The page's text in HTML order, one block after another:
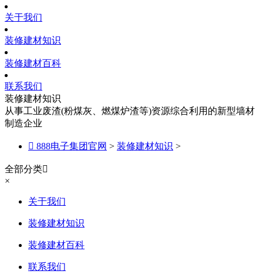
关于我们
装修建材知识
装修建材百科
联系我们
装修建材知识
从事工业废渣(粉煤灰、燃煤炉渣等)资源综合利用的新型墙材
制造企业
 888电子集团官网 > 装修建材知识 >
全部分类
×
关于我们
装修建材知识
装修建材百科
联系我们